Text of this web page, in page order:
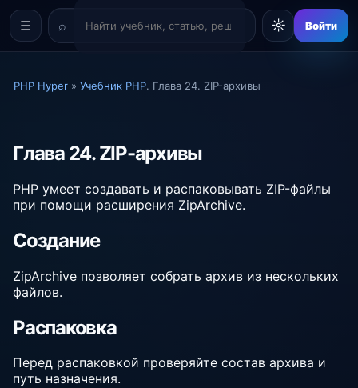
☰ ☼ Войти
PHP Hyper » Учебник PHP. Глава 24. ZIP-архивы
Глава 24. ZIP-архивы
PHP умеет создавать и распаковывать ZIP-файлы
при помощи расширения ZipArchive.
Создание
ZipArchive позволяет собрать архив из нескольких
файлов.
Распаковка
Перед распаковкой проверяйте состав архива и
путь назначения.